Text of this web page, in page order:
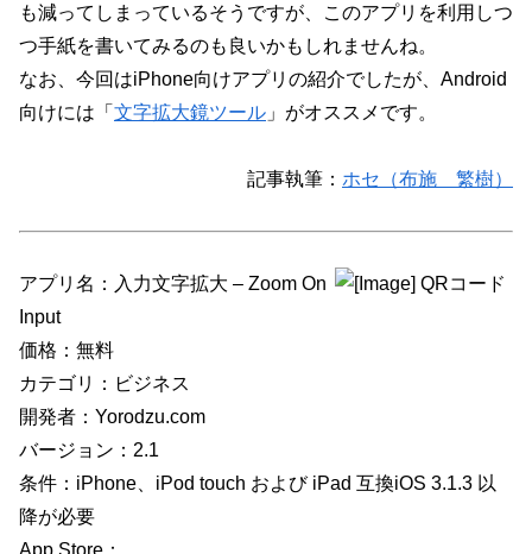
も減ってしまっているそうですが、このアプリを利用しつ
つ手紙を書いてみるのも良いかもしれませんね。
なお、今回はiPhone向けアプリの紹介でしたが、Android
向けには「 文字拡大鏡ツール 」がオススメです。
記事執筆： ホセ（布施 繁樹）
アプリ名：入力文字拡大 – Zoom On
Input
価格：無料
カテゴリ：ビジネス
開発者：Yorodzu.com
バージョン：2.1
条件：iPhone、iPod touch および iPad 互換iOS 3.1.3 以
降が必要
App Store：